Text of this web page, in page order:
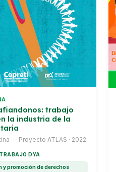
trabajo
la industria de la
— Proyecto ATLAS · 2022
DYA
y promoción de derechos